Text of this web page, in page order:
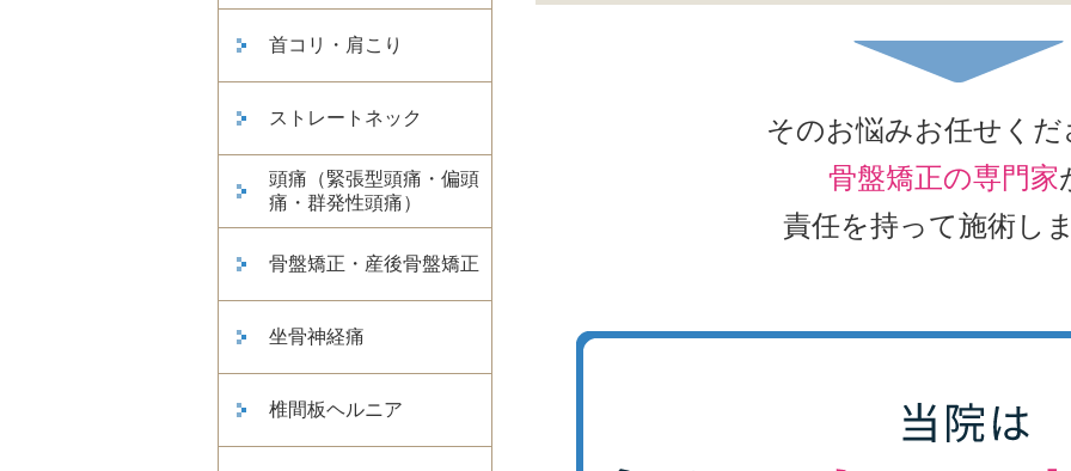
首コリ・肩こり
ストレートネック
頭痛（緊張型頭痛・偏頭
痛・群発性頭痛）
骨盤矯正・産後骨盤矯正
坐骨神経痛
椎間板ヘルニア
そのお悩みお任せくだ
骨盤矯正の専門家
責任を持って施術し